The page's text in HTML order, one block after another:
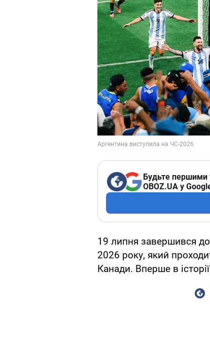
Будьте першими
OBOZ.UA у
19 липня завершився
2026 року, який
Канади. Вперше в